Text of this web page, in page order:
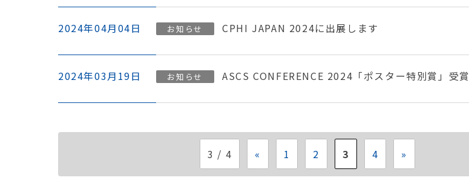
2024年04月04日 お知らせ CPHI JAPAN 2024に出展します
2024年03月19日 お知らせ ASCS CONFERENCE 2024「ポスター特別賞」受賞
3 / 4 « 1 2 3 4 »